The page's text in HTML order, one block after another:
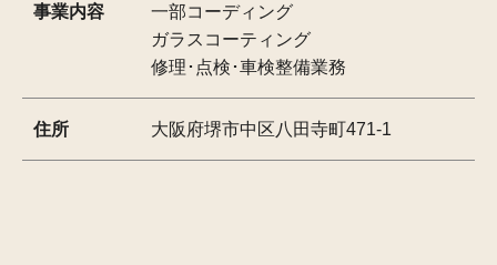
事業内容
一部コーディング
ガラスコーティング
修理･点検･車検整備業務
住所 大阪府堺市中区八田寺町471-1